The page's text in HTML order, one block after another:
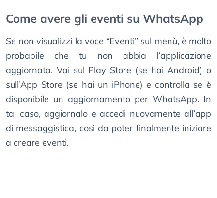
Come avere gli eventi su WhatsApp
Se non visualizzi la voce “Eventi” sul menù, è molto
probabile che tu non abbia l’applicazione
aggiornata. Vai sul Play Store (se hai Android) o
sull’App Store (se hai un iPhone) e controlla se è
disponibile un aggiornamento per WhatsApp. In
tal caso, aggiornalo e accedi nuovamente all’app
di messaggistica, così da poter finalmente iniziare
a creare eventi.